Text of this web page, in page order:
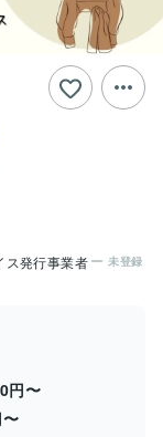
ス発行事業者 未登録
円〜